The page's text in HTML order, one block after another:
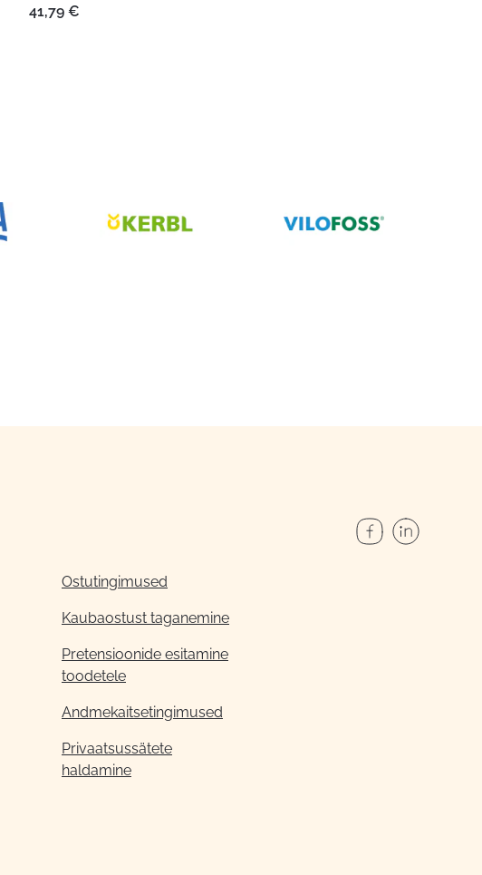
41,79 €
Ostutingimused
Kaubaostust taganemine
Pretensioonide esitamine
toodetele
Andmekaitsetingimused
Privaatsussätete
haldamine